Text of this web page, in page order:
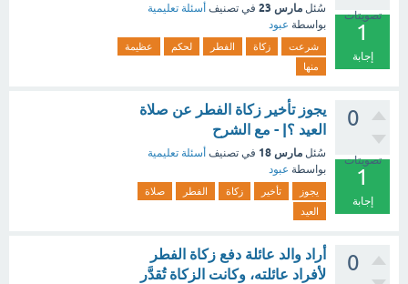
تصويتات
1
إجابة
سُئل مارس 23 في تصنيف أسئلة تعليمية
بواسطة عبود
شرعت زكاة الفطر لحكم
عظيمة
منها
0
تصويتات
1
إجابة
يجوز تأخير زكاة الفطر عن صلاة
العيد ؟| - مع الشرح
سُئل مارس 18 في تصنيف أسئلة تعليمية
بواسطة عبود
يجوز تأخير زكاة الفطر
صلاة
العيد
0
أراد والد عائلة دفع زكاة الفطر
لأفراد عائلته، وكانت الزكاة تُقدَّر